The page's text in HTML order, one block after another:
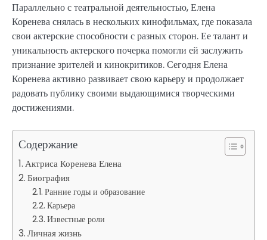
Параллельно с театральной деятельностью, Елена
Коренева снялась в нескольких кинофильмах, где показала
свои актерские способности с разных сторон. Ее талант и
уникальность актерского почерка помогли ей заслужить
признание зрителей и кинокритиков. Сегодня Елена
Коренева активно развивает свою карьеру и продолжает
радовать публику своими выдающимися творческими
достижениями.
Содержание
Актриса Коренева Елена
Биография
Ранние годы и образование
Карьера
Известные роли
Личная жизнь